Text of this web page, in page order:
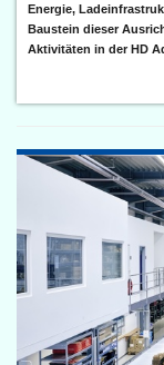
Energie,
Baustein dieser
Aktivitäten in der HD